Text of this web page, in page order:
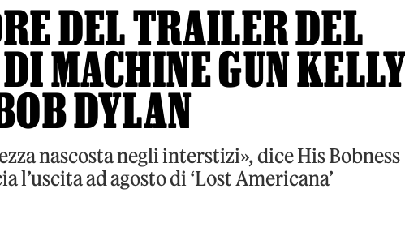
DEL TRAILER DEL
MACHINE GUN
DYLAN
nascosta negli interstizi», dice His Bobness
l’uscita ad agosto di ‘Lost Americana’